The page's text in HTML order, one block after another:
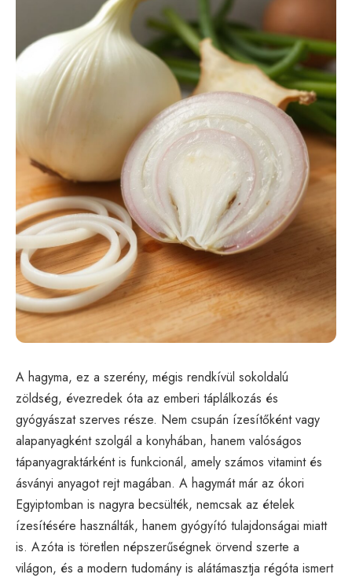
A hagyma, ez a szerény, mégis rendkívül sokoldalú
zöldség, évezredek óta az emberi táplálkozás és
gyógyászat szerves része. Nem csupán ízesítőként vagy
alapanyagként szolgál a konyhában, hanem valóságos
tápanyagraktárként is funkcionál, amely számos vitamint és
ásványi anyagot rejt magában. A hagymát már az ókori
Egyiptomban is nagyra becsülték, nemcsak az ételek
ízesítésére használták, hanem gyógyító tulajdonságai miatt
is. Azóta is töretlen népszerűségnek örvend szerte a
világon, és a modern tudomány is alátámasztja régóta ismert